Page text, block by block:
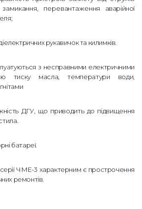
замикання, перевантаження аварійної
діелектричних рукавичок та килимків.
з несправними електричними
тиску масла, температури води,
ДГУ, що приводить до підвищення
батареї.
ЧМЕ-3 характерним є прострочення
ремонтів.